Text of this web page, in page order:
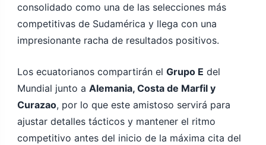
consolidado como una de las selecciones más
competitivas de Sudamérica y llega con una
impresionante racha de resultados positivos.
Los ecuatorianos compartirán el Grupo E del
Mundial junto a Alemania, Costa de Marfil y
Curazao, por lo que este amistoso servirá para
ajustar detalles tácticos y mantener el ritmo
competitivo antes del inicio de la máxima cita del